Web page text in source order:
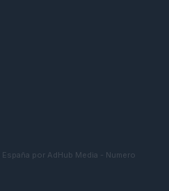
por AdHub Media - Numero